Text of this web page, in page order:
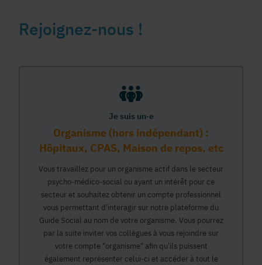
Rejoignez-nous !
Je suis un·e
Organisme (hors indépendant) :
Hôpitaux, CPAS, Maison de repos, etc
Vous travaillez pour un organisme actif dans le secteur
psycho-médico-social ou ayant un intérêt pour ce
secteur et souhaitez obtenir un compte professionnel
vous permettant d'interagir sur notre plateforme du
Guide Social au nom de votre organisme. Vous pourrez
par la suite inviter vos collègues à vous rejoindre sur
votre compte "organisme" afin qu'ils puissent
également représenter celui-ci et accéder à tout le